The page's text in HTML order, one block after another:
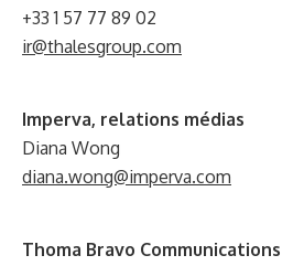
+33 1 57 77 89 02
ir@thalesgroup.com
Imperva, relations médias
Diana Wong
diana.wong@imperva.com
Thoma Bravo Communications